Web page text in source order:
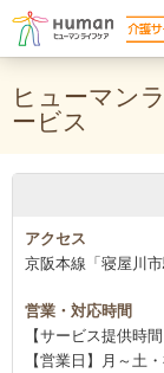
ヒューマン
ービス
アクセス
京阪本線「寝屋川
営業・対応時間
【サービス提供時
【営業日】月～土